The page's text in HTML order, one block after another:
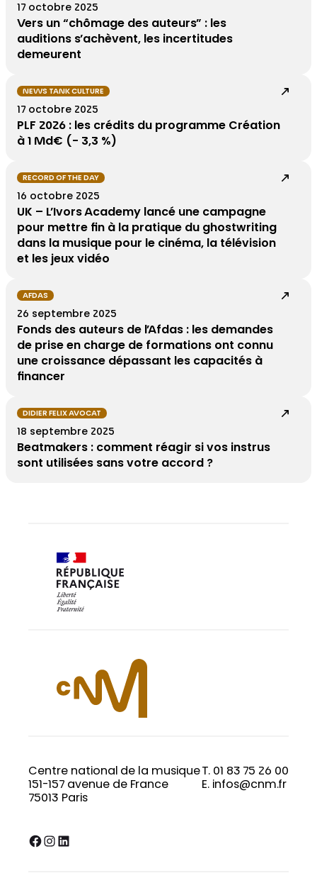
17 octobre 2025
Vers un “chômage des auteurs” : les
auditions s’achèvent, les incertitudes
demeurent
NEWS TANK CULTURE
17 octobre 2025
PLF 2026 : les crédits du programme Création
à 1 Md€ (- 3,3 %)
RECORD OF THE DAY
16 octobre 2025
UK – L’Ivors Academy lancé une campagne
pour mettre fin à la pratique du ghostwriting
dans la musique pour le cinéma, la télévision
et les jeux vidéo
AFDAS
26 septembre 2025
Fonds des auteurs de l’Afdas : les demandes
de prise en charge de formations ont connu
une croissance dépassant les capacités à
financer
DIDIER FELIX AVOCAT
18 septembre 2025
Beatmakers : comment réagir si vos instrus
sont utilisées sans votre accord ?
Centre national de la musique
151-157 avenue de France
75013 Paris
T. 01 83 75 26 00
E. infos@cnm.fr
Facebook InstagramLinkedIn